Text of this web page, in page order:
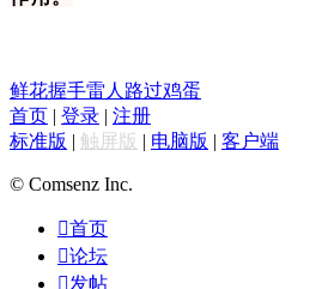
鲜花握手雷人 路过鸡蛋
首页 | 登录 | 注册
标准版 | 触屏版 | 电脑版 | 客户端
© Comsenz Inc.
首页
论坛
发帖